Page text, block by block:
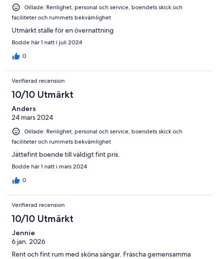
Gillade: Renlighet, personal och service, boendets skick och
faciliteter och rummets bekvämlighet
Utmärkt ställe för en övernattning
Bodde här 1 natt i juli 2024
0
Verifierad recension
10/10 Utmärkt
Anders
24 mars 2024
Gillade: Renlighet, personal och service, boendets skick och
faciliteter och rummets bekvämlighet
Jättefint boende till väldigt fint pris.
Bodde här 1 natt i mars 2024
0
Verifierad recension
10/10 Utmärkt
Jennie
6 jan. 2026
Rent och fint rum med sköna sängar. Fräscha gemensamma